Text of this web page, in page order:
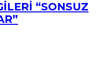
“SONSUZ